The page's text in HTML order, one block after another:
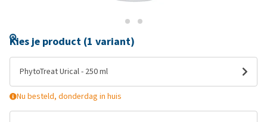
Kies je product (1 variant)
PhytoTreat Urical - 250 ml
Nu besteld, donderdag in huis